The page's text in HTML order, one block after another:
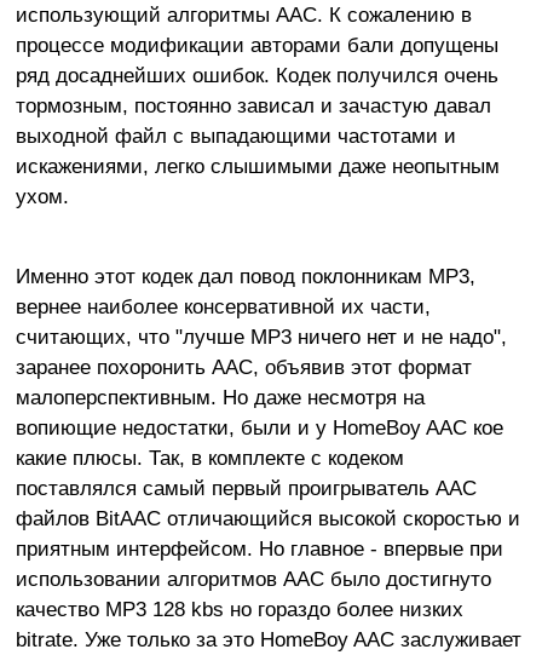
использующий алгоритмы AAC. К сожалению в
процессе модификации авторами бали допущены
ряд досаднейших ошибок. Кодек получился очень
тормозным, постоянно зависал и зачастую давал
выходной файл с выпадающими частотами и
искажениями, легко слышимыми даже неопытным
ухом.
Именно этот кодек дал повод поклонникам MP3,
вернее наиболее консервативной их части,
считающих, что "лучше MP3 ничего нет и не надо",
заранее похоронить AAC, объявив этот формат
малоперспективным. Но даже несмотря на
вопиющие недостатки, были и у HomeBoy AAC кое
какие плюсы. Так, в комплекте с кодеком
поставлялся самый первый проигрыватель AAC
файлов BitAAC отличающийся высокой скоростью и
приятным интерфейсом. Но главное - впервые при
использовании алгоритмов AAC было достигнуто
качество MP3 128 kbs но гораздо более низких
bitrate. Уже только за это HomeBoy AAC заслуживает